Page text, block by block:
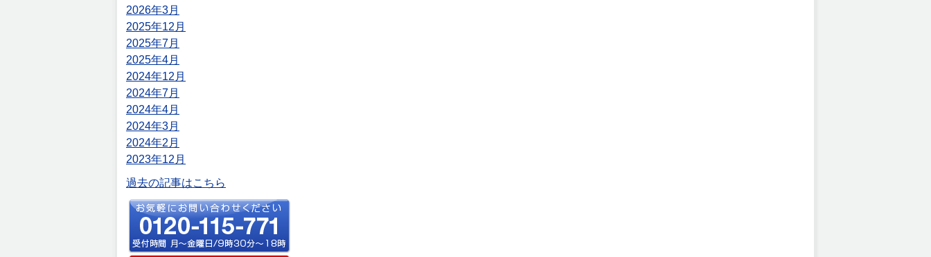
2026年3月
2025年12月
2025年7月
2025年4月
2024年12月
2024年7月
2024年4月
2024年3月
2024年2月
2023年12月
過去の記事はこちら